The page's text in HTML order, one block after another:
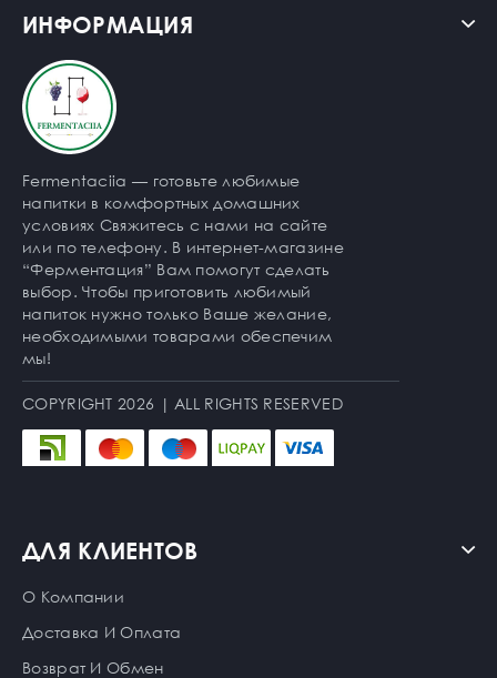
ИНФОРМАЦИЯ
Fermentaciia — готовьте любимые
напитки в комфортных домашних
условиях Свяжитесь с нами на сайте
или по телефону. В интернет-магазине
“Ферментация” Вам помогут сделать
выбор. Чтобы приготовить любимый
напиток нужно только Ваше желание,
необходимыми товарами обеспечим
мы!
COPYRIGHT 2026 | ALL RIGHTS RESERVED
ДЛЯ КЛИЕНТОВ
О Компании
Доставка И Оплата
Возврат И Обмен